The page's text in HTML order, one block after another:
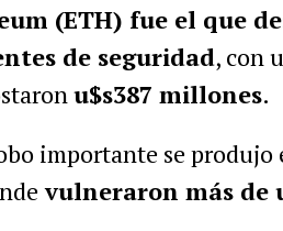
(ETH) fue el que
de seguridad, con
u$s387 millones.
importante se produjo
vulneraron más de